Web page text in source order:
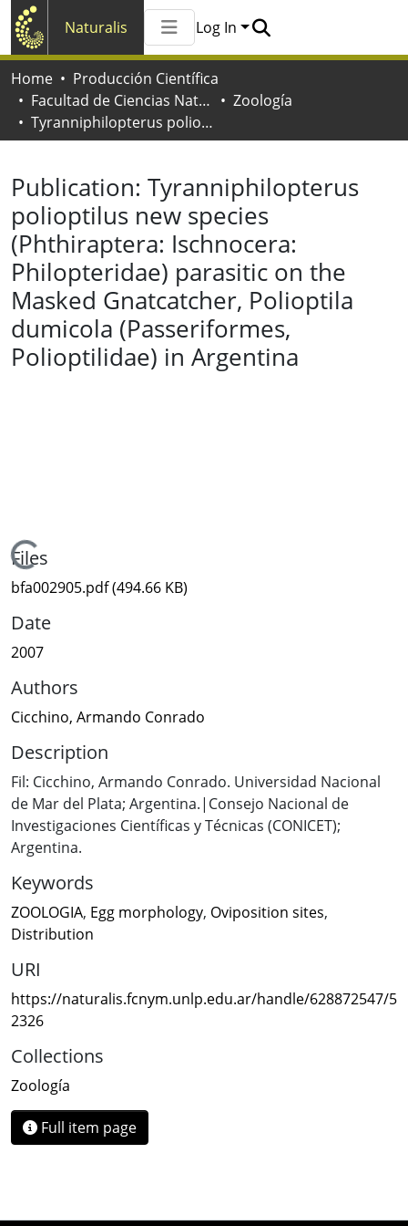
Naturalis
All of Naturalis
Log In
Home
Producción Científica
Facultad de Ciencias Naturales y Museo
Zoología
Tyranniphilopterus polioptilus new species (Phthiraptera: Ischnocera: Philopteridae) parasitic on the Masked Gnatcatcher, Polioptila dumicola (Passeriformes, Polioptilidae) in Argentina
Publication: Tyranniphilopterus
polioptilus new species
(Phthiraptera: Ischnocera:
Philopteridae) parasitic on the
Masked Gnatcatcher, Polioptila
dumicola (Passeriformes,
Polioptilidae) in Argentina
Loading...
Files
bfa002905.pdf(494.66 KB)
Date
2007
Authors
Cicchino, Armando Conrado
Description
Fil: Cicchino, Armando Conrado. Universidad Nacional
de Mar del Plata; Argentina.|Consejo Nacional de
Investigaciones Científicas y Técnicas (CONICET);
Argentina.
Keywords
ZOOLOGIA, Egg morphology, Oviposition sites,
Distribution
URI
https://naturalis.fcnym.unlp.edu.ar/handle/628872547/5
2326
Collections
Zoología
Full item page